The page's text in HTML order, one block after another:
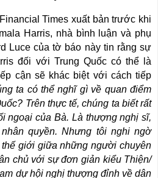
Times xuất bản trước khi
Harris, nhà bình luận và phụ
Luce của tờ báo này tin rằng sự
đối với Trung Quốc có thể là
cận sẽ khác biệt với cách tiếp
ta có thể nghĩ gì về quan điểm
Trên thực tế, chúng ta biết rất
ngoại của Bà. Là thượng nghị sĩ,
quyền. Nhưng tôi nghi ngờ
giới giữa những người chuyên
chủ với sự đơn giản kiểu Thiện/
dự hội nghị thượng đỉnh về dân